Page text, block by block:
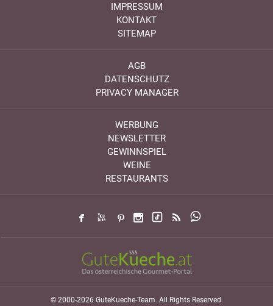
IMPRESSUM
KONTAKT
SITEMAP
AGB
DATENSCHUTZ
PRIVACY MANAGER
WERBUNG
NEWSLETTER
GEWINNSPIEL
WEINE
RESTAURANTS
© 2000-2026 GuteKueche-Team. All Rights Reserved.